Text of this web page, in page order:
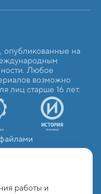
на
Любое
возможно
лиц старше 16 лет.
работы и